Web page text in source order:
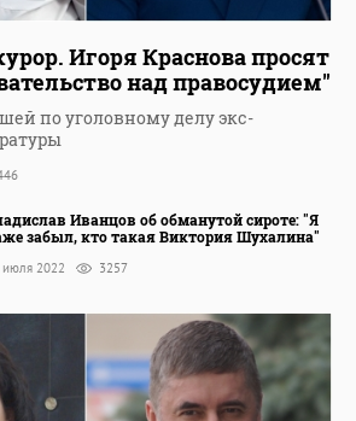
Игоря Краснова просят
над правосудием"
по уголовному делу экс-
Иванцов об обманутой сироте: "Я
забыл, кто такая Виктория Шухалина"
июля 2022 3257